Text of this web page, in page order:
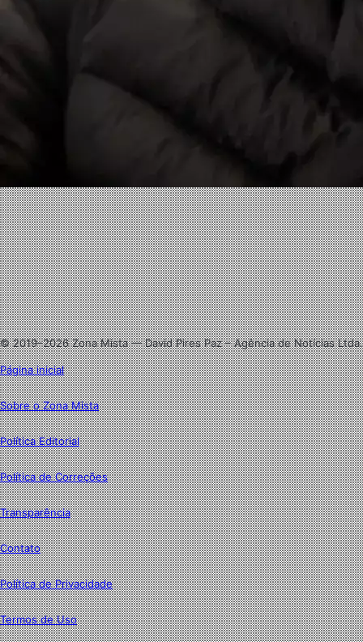
Facebook
X
Linkedin
Instagram
© 2019–2026 Zona Mista — David Pires Paz – Agência de Notícias Ltda.
Página inicial
Sobre o Zona Mista
Política Editorial
Política de Correções
Transparência
Contato
Política de Privacidade
Termos de Uso